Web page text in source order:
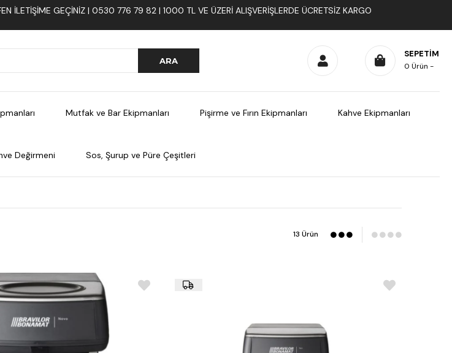
ILETIŞIME GEÇINIZ | 0530 776 79 82 | 1000 TL VE ÜZERI ALIŞVERIŞLERDE ÜCRETSIZ KARGO
SEPETIM
0 Ürün
Mutfak ve Bar Ekipmanları Pişirme ve Fırın Ekipmanları Kahve Ekipmanları
Değirmeni Sos, Şurup ve Püre Çeşitleri
13 Ürün